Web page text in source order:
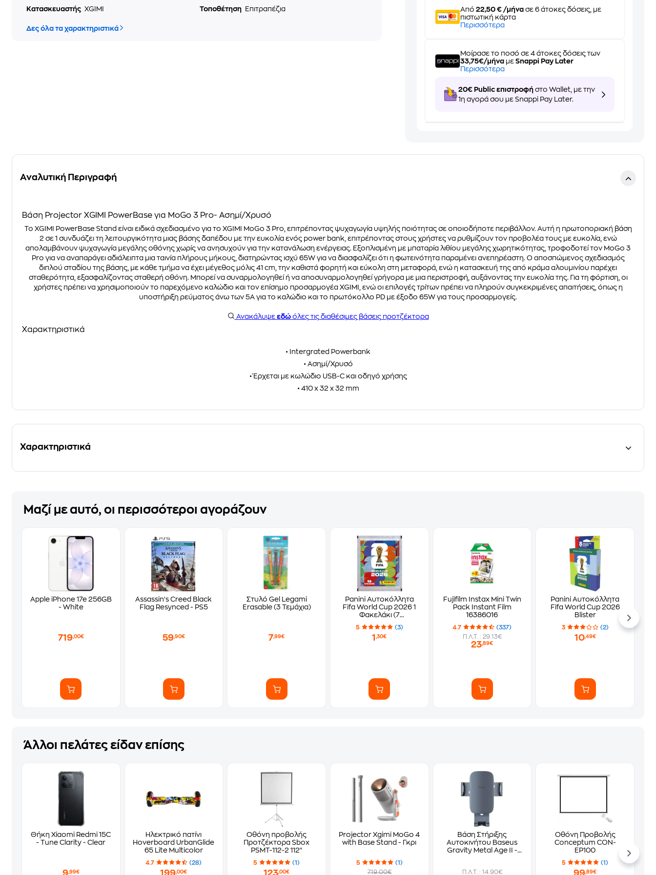
Κατασκευαστής XGIMI Τοποθέτηση Επιτραπέζια
Δες όλα τα χαρακτηριστικά
Από22,50 € /μήνα σε 6 άτοκες δόσεις, με
πιστωτική κάρτα
Περισσότερα
Μοίρασε το ποσό σε 4 άτοκες δόσεις των
33,75€/μήνα μεSnappi Pay Later
Περισσότερα
20€ Public επιστροφή στο Wallet, με την
1η αγορά σου με Snappi Pay Later.
Αναλυτική Περιγραφή
Βάση Projector XGIMI PowerBase για MoGo 3 Pro- Ασημί/Χρυσό
Το XGIMI PowerBase Stand είναι ειδικά σχεδιασμένο για το XGIMI MoGo 3 Pro, επιτρέποντας ψυχαγωγία υψηλής ποιότητας σε οποιοδήποτε περιβάλλον. Αυτή η πρωτοποριακή βάση
2 σε 1 συνδυάζει τη λειτουργικότητα μιας βάσης δαπέδου με την ευκολία ενός power bank, επιτρέποντας στους χρήστες να ρυθμίζουν τον προβολέα τους με ευκολία, ενώ
απολαμβάνουν ψυχαγωγία μεγάλης οθόνης χωρίς να ανησυχούν για την κατανάλωση ενέργειας. Εξοπλισμένη με μπαταρία λιθίου μεγάλης χωρητικότητας, τροφοδοτεί τον MoGo 3
Pro για να αναπαράγει αδιάλειπτα μια ταινία πλήρους μήκους, διατηρώντας ισχύ 65W για να διασφαλίζει ότι η φωτεινότητα παραμένει ανεπηρέαστη. Ο αποσπώμενος σχεδιασμός
διπλού σταδίου της βάσης, με κάθε τμήμα να έχει μέγεθος μόλις 41 cm, την καθιστά φορητή και εύκολη στη μεταφορά, ενώ η κατασκευή της από κράμα αλουμινίου παρέχει
σταθερότητα, εξασφαλίζοντας σταθερή οθόνη. Μπορεί να συναρμολογηθεί ή να αποσυναρμολογηθεί γρήγορα με μια περιστροφή, αυξάνοντας την ευκολία της. Για τη φόρτιση, οι
χρήστες πρέπει να χρησιμοποιούν το παρεχόμενο καλώδιο και τον επίσημο προσαρμογέα XGIMI, ενώ οι επιλογές τρίτων πρέπει να πληρούν συγκεκριμένες απαιτήσεις, όπως η
υποστήριξη ρεύματος άνω των 5A για το καλώδιο και το πρωτόκολλο PD με έξοδο 65W για τους προσαρμογείς.
Ανακάλυψε εδώόλες τις διαθέσιμες βάσεις προτζέκτορα
Χαρακτηριστικά
• Intergrated Powerbank
• Ασημί/Χρυσό
• Έρχεται με κωλώδιο USB-C και οδηγό χρήσης
• 410 x 32 x 32 mm
Χαρακτηριστικά
Μαζί με αυτό, οι περισσότεροι αγοράζουν
Apple iPhone 17e 256GB
- White
719,00€
Assassin's Creed Black
Flag Resynced - PS5
59,90€
Στυλό Gel Legami
Erasable (3 Τεμάχια)
7,99€
Panini Αυτοκόλλητα
Fifa World Cup 2026 1
Φακελάκι (7
Αυτοκόλλητα)
5 (3)
1,30€
Fujifilm Instax Mini Twin
Pack Instant Film
16386016
4.7
(337)
Π.Λ.Τ. : 29.13€
23,89€
Panini Αυτοκόλλητα
Fifa World Cup 2026
Blister
3 (2)
10,49€
Άλλοι πελάτες είδαν επίσης
Θήκη Xiaomi Redmi 15C
- Tune Clarity - Clear
9,99€
Ηλεκτρικό πατίνι
Hoverboard UrbanGlide
65 Lite Multicolor
4.7 (28)
199,00€
Οθόνη προβολής
Προτζέκτορα Sbox
PSMT-112-2 112"
5 (1)
123,00€
Projector Xgimi MοGο 4
with Base Stand - Γκρι
5
(1)
719.00€
Βάση Στήριξης
Αυτοκινήτου Baseus
Gravity Metal Age II -
Π.Λ.Τ. : 14.90€
Οθόνη Προβολής
Conceptum CON-
EP100
5 (1)
99,89€